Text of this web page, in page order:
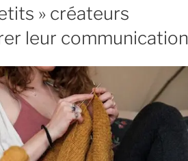
» créateurs
leur communication